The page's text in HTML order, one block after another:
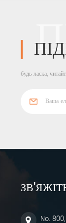
будь ласка,
No.